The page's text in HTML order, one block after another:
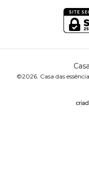
©2026. Casa das